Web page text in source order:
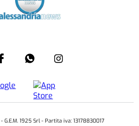
- G.E.M. 1925 Srl - Partita iva: 13178830017